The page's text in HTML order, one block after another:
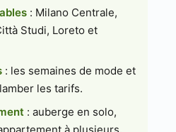
: Milano Centrale,
Studi, Loreto et
: les semaines de mode et
les tarifs.
: auberge en solo,
à plusieurs.